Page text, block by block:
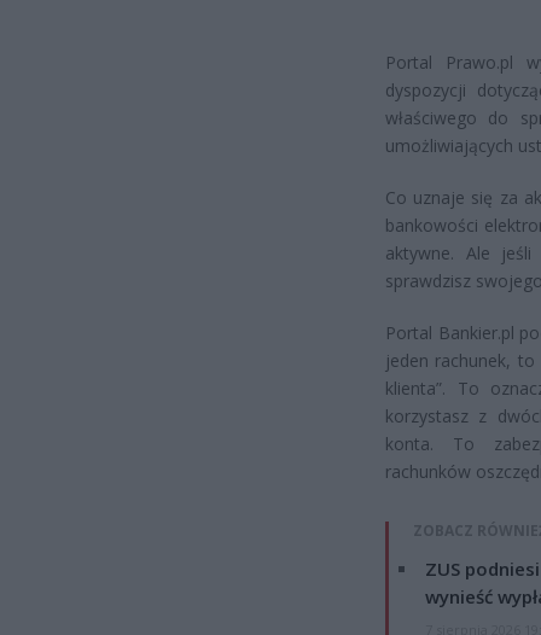
Portal Prawo.pl
dyspozycji
właściwego do
umożliwiających
Co uznaje się za
bankowości
aktywne. Ale
sprawdzisz
Portal Bankier.pl
jeden rachunek,
klienta”. To
korzystasz z
konta. To
rachunków
ZOBACZ
ZUS
wynieść